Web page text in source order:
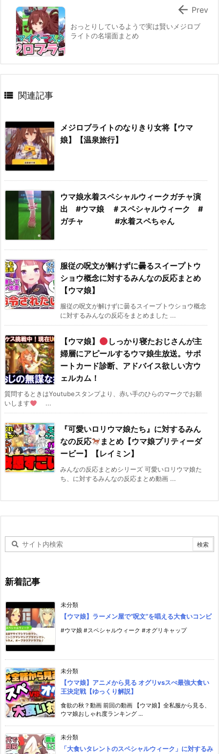
おっとりしているようで実は賢いメジロブ
ライトの名場面まとめ
 Prev
 関連記事
メジロブライトのなりきり女将【ウマ
娘】【温泉旅行】
ウマ娘水着スペシャルウィークガチャ演
出 #ウマ娘 ＃スペシャルウィーク #
ガチャ #水着スペちゃん
服従の呪文が解けずに曇るスイープトウ
ショウ概念に対するみんなの反応まとめ
【ウマ娘】
服従の呪文が解けずに曇るスイープトウショウ概念
に対するみんなの反応をまとめました ...
【ウマ娘】
しっかり寝たおじさんが主
婦層にアピールするウマ娘生放送。サポ
ートカード診断、アドバイス欲しい方ウ
ェルカム！
質問するときはYoutubeスタンプより、赤い手のひらのマークでお願
いします
...
『可愛いロリウマ娘たち』に対するみん
なの反応
まとめ【ウマ娘プリティーダ
ービー】【レイミン】
みんなの反応まとめシリーズ 可愛いロリウマ娘た
ち、に対するみんなの反応まとめ動画 ...
新着記事
未分類
【ウマ娘】ラーメン屋で”呪文”を唱える大食いコンビ
#ウマ娘 #スペシャルウィーク #オグリキャップ
未分類
【ウマ娘】アニメから見る オグリvsスぺ最強大食い
王決定戦【ゆっくり解説】
食欲の秋？動画 前回の動画 【ウマ娘】全私服から見る、
ウマ娘おしゃれ度ランキング ...
未分類
「大食いタレントのスペシャルウィーク」に対するみ